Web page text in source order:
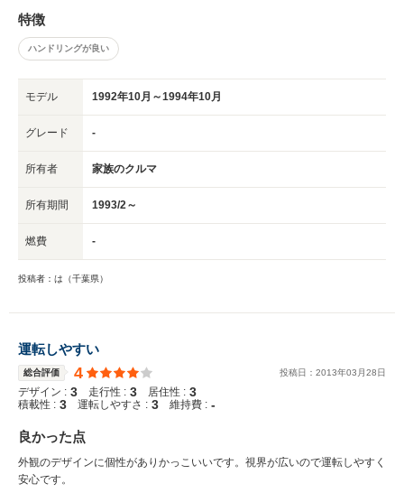
特徴
ハンドリングが良い
モデル 1992年10月～1994年10月
グレード -
所有者 家族のクルマ
所有期間 1993/2～
燃費 -
投稿者：は（千葉県）
運転しやすい
総合評価 4 投稿日： 2013年03 月28日
デザイン : 3 走行性 : 3 居住性 : 3
積載性 : 3 運転しやすさ : 3 維持費 : -
良かった点
外観のデザインに個性がありかっこいいです。視界が広いので運転しやすく
安心です。